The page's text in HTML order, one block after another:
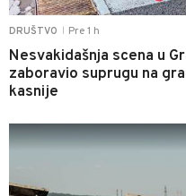
DRUŠTVO Pre 1 h
Nesvakidašnja scena u
zaboravio suprugu na
kasnije